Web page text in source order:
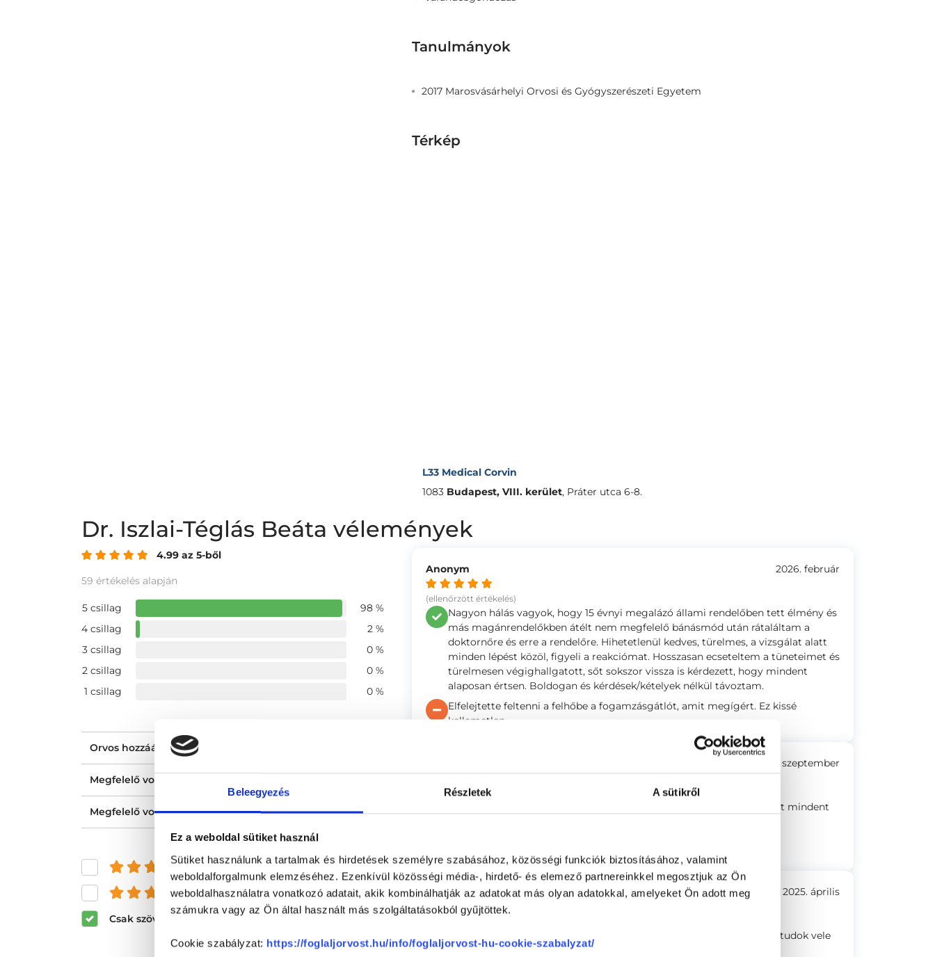
Beleegyezés Részletek A sütikről
Ez a weboldal sütiket használ
Sütiket használunk a tartalmak és hirdetések személyre szabásához, közösségi funkciók biztosításához, valamint
weboldalforgalmunk elemzéséhez. Ezenkívül közösségi média-, hirdető- és elemező partnereinkkel megosztjuk az Ön
weboldalhasználatra vonatkozó adatait, akik kombinálhatják az adatokat más olyan adatokkal, amelyeket Ön adott meg
számukra vagy az Ön által használt más szolgáltatásokból gyűjtöttek.
Cookie szabályzat: https://foglaljorvost.hu/info/foglaljorvost-hu-cookie-szabalyzat/
Tanulmányok
2017 Marosvásárhelyi Orvosi és Gyógyszerészeti Egyetem
Térkép
L33 Medical Corvin
1083 Budapest, VIII. kerület, Práter utca 6-8.
Dr. Iszlai-Téglás Beáta vélemények
4.99 az 5-ből
59 értékelés alapján
5 csillag
98 %
4 csillag
2 %
3 csillag
0 %
2 csillag
0 %
1 csillag
0 %
Orvos hozzáállása, figyelmessége, kedvessége
Megfelelő volt a tájékoztatásod?
Megfelelő volt az ellátásod? 4.98
és felette
és felette
Csak szöveges értékelések megjelenítése
Anonym
(ellenőrzött értékelés)
2026. február
Nagyon hálás vagyok, hogy 15 évnyi megalázó állami rendelőben tett élmény és
más magánrendelőkben átélt nem megfelelő bánásmód után rátaláltam a
doktornőre és erre a rendelőre. Hihetetlenül kedves, türelmes, a vizsgálat alatt
minden lépést közöl, figyeli a reakciómat. Hosszasan ecseteltem a tüneteimet és
türelmesen végighallgatott, sőt sokszor vissza is kérdezett, hogy mindent
alaposan értsen. Boldogan és kérdések/kételyek nélkül távoztam.
Elfelejtette feltenni a felhőbe a fogamzásgátlót, amit megígért. Ez kissé
kellemetlen.
(ellenőrzött értékelés)
2025. szeptember
Mindenről tájékoztatott a doktornő, ahogy vizsgált, és elmagyarázott mindent
Alexandra 2025. április
A Doktornő jelleme ,segítőkészsége,magyarázata,hogy bàrmit meg tudok vele
beszélni ha kérdèsem van .